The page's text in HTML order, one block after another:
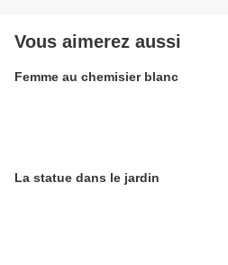
Vous aimerez aussi
Femme au chemisier blanc
La statue dans le jardin